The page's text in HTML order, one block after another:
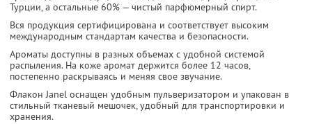
Турции, а остальные 60% — чистый парфюмерный спирт.
Вся продукция сертифицирована и соответствует высоким
международным стандартам качества и безопасности.
Ароматы доступны в разных объемах с удобной системой
распыления. На коже аромат держится более 12 часов,
постепенно раскрываясь и меняя свое звучание.
Флакон Janel оснащен удобным пульверизатором и упакован в
стильный тканевый мешочек, удобный для транспортировки и
хранения.